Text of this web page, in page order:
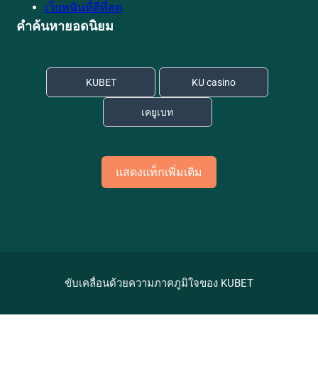
เว็บพนันที่ดีที่สุด
คำค้นหายอดนิยม
KUBET KU casino
เคยูเบท
แสดงแท็กเพิ่มเติม
ขับเคลื่อนด้วยความภาคภูมิใจของ KUBET